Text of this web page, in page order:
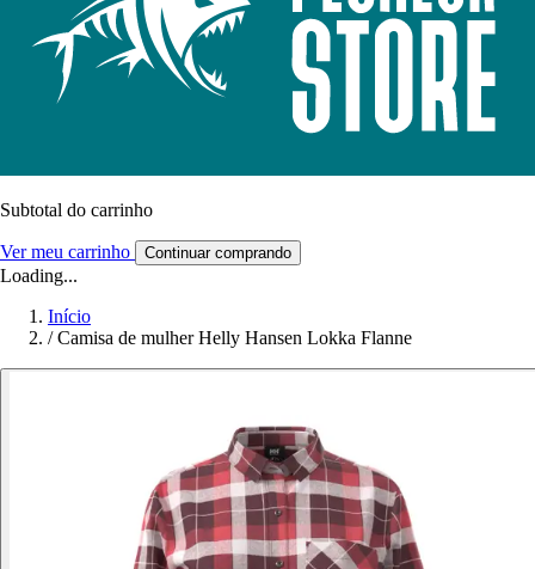
Subtotal do carrinho
Ver meu carrinho Continuar comprando
Loading...
Início
/ Camisa de mulher Helly Hansen Lokka Flanne